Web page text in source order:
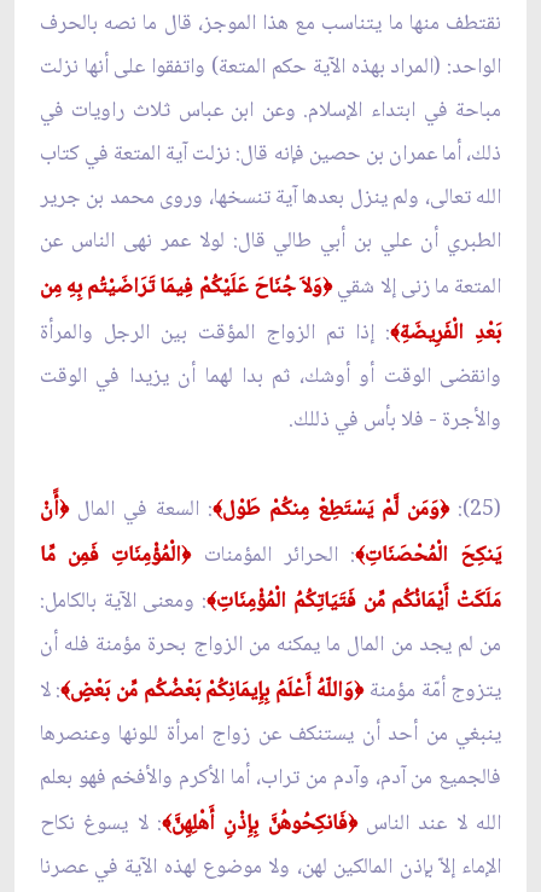
نقتطف منها ما يتناسب مع هذا الموجز، قال ما نصه بالحرف
الواحد: (المراد بهذه الآية حكم المتعة) واتفقوا على أنها نزلت
مباحة في ابتداء الإسلام. وعن ابن عباس ثلاث راويات في
ذلك، أما عمران بن حصين فإنه قال: نزلت آية المتعة في كتاب
الله تعالى، ولم ينزل بعدها آية تنسخها، وروى محمد بن جرير
الطبري أن علي بن أبي طالي قال: لولا عمر نهى الناس عن
المتعة ما زنى إلا شقي﴿وَلاَ جُنَاحَ عَلَيْكُمْ فِيمَا تَرَاضَيْتُم بِهِ مِن
بَعْدِ الْفَرِيضَةِ﴾: إذا تم الزواج المؤقت بين الرجل والمرأة
وانقضى الوقت أو أوشك، ثم بدا لهما أن يزيدا في الوقت
والأجرة - فلا بأس في ذللك.
(25): ﴿وَمَن لَّمْ يَسْتَطِعْ مِنكُمْ طَوْل﴾: السعة في المال﴿أََنْ
يَنكِحَ الْمُحْصَنَاتِ﴾: الحرائر المؤمنات﴿الْمُؤْمِنَاتِ فَمِن مِّا
مَلَكَتْ أَيْمَانُكُم مِّن فَتَيَاتِكُمُ الْمُؤْمِنَاتِ﴾: ومعنى الآية بالكامل:
من لم يجد من المال ما يمكنه من الزواج بحرة مؤمنة فله أن
يتزوج أمّة مؤمنة﴿وَاللّهُ أَعْلَمُ بِإِيمَانِكُمْ بَعْضُكُم مِّن بَعْضٍ﴾: لا
ينبغي من أحد أن يستنكف عن زواج امرأة للونها وعنصرها
فالجميع من آدم، وآدم من تراب، أما الأكرم والأفخم فهو بعلم
الله لا عند الناس﴿فَانكِحُوهُنَّ بِإِذْنِ أَهْلِهِنَّ﴾: لا يسوغ نكاح
الإماء إلاّ بإذن المالكين لهن، ولا موضوع لهذه الآية في عصرنا